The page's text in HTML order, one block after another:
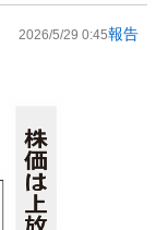
2026/5/29 0:45報告